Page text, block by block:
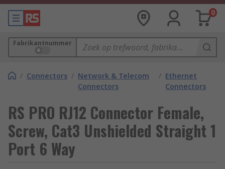
0
Fabrikantnummer
/ Connectors / Network & Telecom
Connectors
/ Ethernet
Connectors
RS PRO RJ12 Connector Female,
Screw, Cat3 Unshielded Straight 1
Port 6 Way